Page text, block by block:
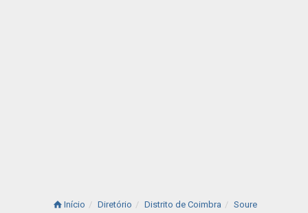
Início Diretório Distrito de Coimbra
Soure